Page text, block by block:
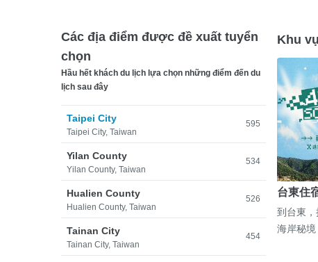
Các địa điểm được đề xuất tuyển
chọn
Hầu hết khách du lịch lựa chọn những điểm đến du
lịch sau đây
Taipei City
Taipei City, Taiwan
595
Yilan County
Yilan County, Taiwan
534
Hualien County
Hualien County, Taiwan
526
Tainan City
Tainan City, Taiwan
454
Khu
台東住
到台東
海岸秘